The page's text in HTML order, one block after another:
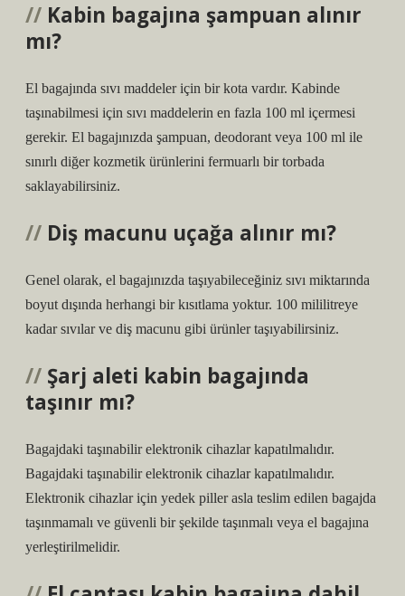
Kabin bagajına şampuan alınır
mı?
El bagajında ​​sıvı maddeler için bir kota vardır. Kabinde
taşınabilmesi için sıvı maddelerin en fazla 100 ml içermesi
gerekir. El bagajınızda şampuan, deodorant veya 100 ml ile
sınırlı diğer kozmetik ürünlerini fermuarlı bir torbada
saklayabilirsiniz.
Diş macunu uçağa alınır mı?
Genel olarak, el bagajınızda taşıyabileceğiniz sıvı miktarında
boyut dışında herhangi bir kısıtlama yoktur. 100 mililitreye
kadar sıvılar ve diş macunu gibi ürünler taşıyabilirsiniz.
Şarj aleti kabin bagajında
taşınır mı?
Bagajdaki taşınabilir elektronik cihazlar kapatılmalıdır.
Bagajdaki taşınabilir elektronik cihazlar kapatılmalıdır.
Elektronik cihazlar için yedek piller asla teslim edilen bagajda
taşınmamalı ve güvenli bir şekilde taşınmalı veya el bagajına
yerleştirilmelidir.